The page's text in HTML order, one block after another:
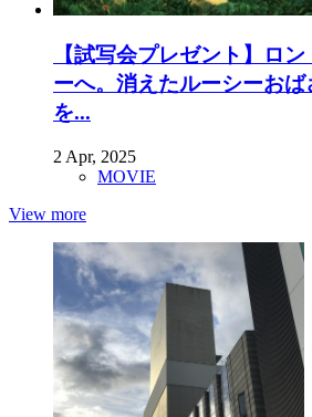
【試写会プレゼント】ロ
ーへ。消えたルーシーお
を...
2 Apr, 2025
MOVIE
View more